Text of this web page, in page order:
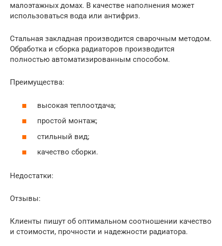
малоэтажных домах. В качестве наполнения может
использоваться вода или антифриз.
Стальная закладная производится сварочным методом.
Обработка и сборка радиаторов производится
полностью автоматизированным способом.
Преимущества:
высокая теплоотдача;
простой монтаж;
стильный вид;
качество сборки.
Недостатки:
Отзывы:
Клиенты пишут об оптимальном соотношении качество
и стоимости, прочности и надежности радиатора.